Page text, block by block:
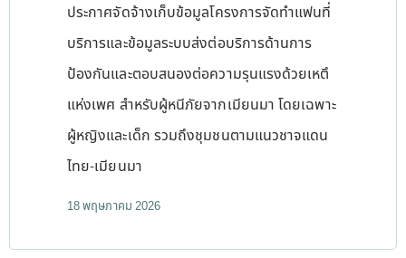
ประกาศจัดจ้างเก็บข้อมูลโครงการจัดทำแฟนที่
บริการและข้อมูลระบบส่งต่อบริการด้านการ
ป้องกันและตอบสนองต่อความรุนแรงด้วยเหตึ
แห่งเพศ สำหรับผู้หนีภัยจากเมียนมา โดยเฉพาะ
ผู้หญิงและเด็ก รวมถึงชุมชนตามแนวชาจแดน
ไทย-เมียนมา
18 พฤษภาคม 2026